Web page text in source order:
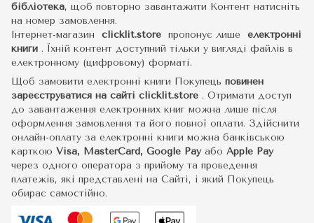
бібліотека, щоб повторно завантажити Контент натисніть
на номер замовлення.
Інтернет-магазин clicklit.store пропонує лише електронні
книги . Їхній контент доступний тільки у вигляді файлів в
електронному (цифровому) форматі.
Щоб замовити електронні книги Покупець повинен
зареєструватися на сайті clicklit.store . Отримати доступ
до завантаження електронних книг можна лише після
оформлення замовлення та його повної оплати. Здійснити
онлайн-оплату за електронні книги можна банківською
карткою Visa, MasterCard, Google Pay або Apple Pay
через одного оператора з прийому та проведення
платежів, які представлені на Сайті, і який Покупець
обирає самостійно.